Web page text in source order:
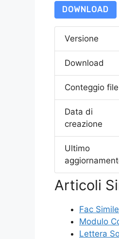
DOWNLOAD
Versione
Download
Conteggio file
Data di
creazione
Ultimo
Articoli
Fac
Modulo
Lettera